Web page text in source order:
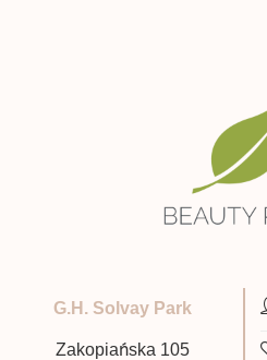
G.H. Solvay Park
Zakopiańska 105